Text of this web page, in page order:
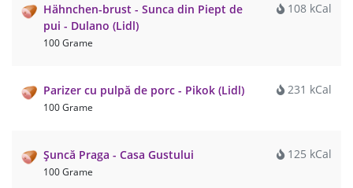
Hähnchen-brust - Sunca din Piept de
pui - Dulano (Lidl)
100 Grame
108 kCal
Parizer cu pulpă de porc - Pikok (Lidl)
100 Grame
231 kCal
Șuncă Praga - Casa Gustului
100 Grame
125 kCal